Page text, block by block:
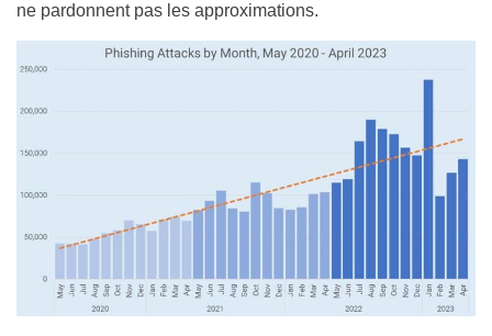
ne pardonnent pas les approximations.